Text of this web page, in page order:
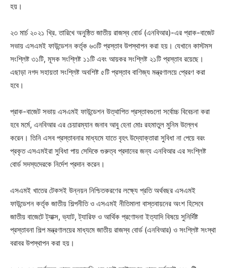
হয়।
২৩ মার্চ ২০২১ খ্রি. তারিখে অনুষ্ঠিত জাতীয় রাজস্ব বোর্ড (এনবিআর)-এর প্রাক-বাজেট
সভায় এসএমই ফাউন্ডেশন কর্তৃক ৬৩টি প্রস্তাব উপস্থাপন করা হয়। যেখানে কাস্টমস
সংশ্লিষ্ট ৩১টি, মূসক সংশ্লিষ্ট ১১টি এবং আয়কর সংশ্লিষ্ট ২১টি প্রস্তাব রয়েছে।
এছাড়া নগদ সহায়তা সংশ্লিষ্ট অবশিষ্ট ৫টি প্রস্তাব বাণিজ্য মন্ত্রণালয়ে প্রেরণ করা
হবে।
প্রাক-বাজেট সভায় এসএমই ফাউন্ডেশন উত্থাপিত প্রস্তাবগুলো সর্বোচ্চ বিবেচনা করা
হবে মর্মে, এনবিআর এর চেয়ারম্যান জনাব আবু হেনা মোঃ রহমাতুল মুনিম উল্লেখ
করেন। তিনি এসব প্রস্তাবনার মাধ্যমে যাতে বৃহৎ উদ্যোক্তারা সুবিধা না পেয়ে বরং
প্রকৃত এসএমইরা সুবিধা পায় সেদিকে গুরুত্ব প্রদানের জন্য এনবিআর এর সংশ্লিষ্ট
বোর্ড সদস্যদেরকে নির্দেশ প্রদান করেন।
এসএমই খাতের টেকসই উন্নয়ন নিশ্চিতকরণের লক্ষ্যে প্রতি অর্থবছর এসএমই
ফাউন্ডেশন কর্তৃক জাতীয় শিল্পনীতি ও এসএমই নীতিমালা বাস্তবায়নের অংশ হিসেবে
জাতীয় বাজেটে ট্যাক্স, ভ্যাট, ট্যারিফ ও আর্থিক প্রণোদনা ইত্যাদি বিষয়ে সুনির্দিষ্ট
প্রস্তাবনা শিল্প মন্ত্রণালয়ের মাধ্যমে জাতীয় রাজস্ব বোর্ড (এনবিআর) ও সংশ্লিষ্ট সংস্থা
বরাবর উপস্থাপন করা হয়।